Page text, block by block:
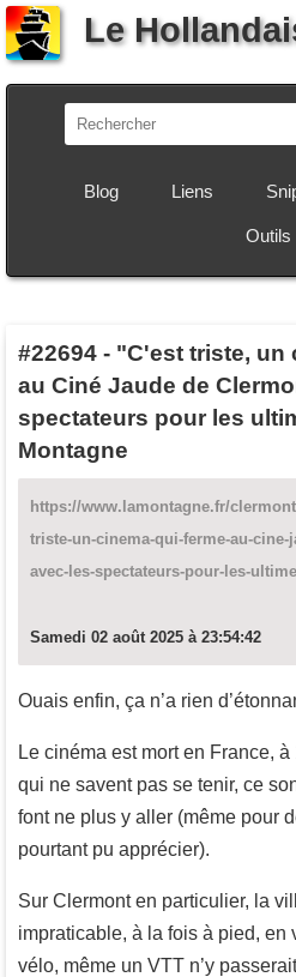
Le
Blog Liens
Outils
#22694 - "C'est triste, un
au Ciné Jaude de
spectateurs pour les
Montagne
https://www.lamontagne.fr/
triste-un-cinema-qui-ferme-au-cine-
avec-les-spectateurs-pour-les-
Samedi 02 août 2025 à 23:54:42
Ouais enfin, ça n’a rien
Le cinéma est mort en France,
qui ne savent pas se tenir, ce
font ne plus y aller (même pour
pourtant pu apprécier).
Sur Clermont en particulier, la
impraticable, à la fois à pied, en
vélo, même un VTT n’y